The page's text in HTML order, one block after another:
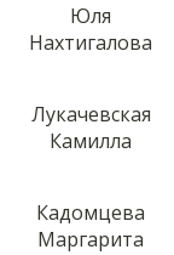
Юля
Нахтигалова
Лукачевская
Камилла
Кадомцева
Маргарита